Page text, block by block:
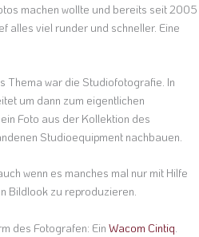
machen wollte und bereits seit 2005
alles viel runder und schneller. Eine
Thema war die Studiofotografie. In
um dann zum eigentlichen
Foto aus der Kollektion des
Studioequipment nachbauen.
wenn es manches mal nur mit Hilfe
Bildlook zu reproduzieren.
des Fotografen: EinWacom Cintiq